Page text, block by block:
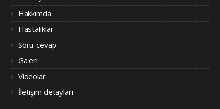
Hakkımda
Hastalıklar
Soru-cevap
Galeri
Videolar
İletişim detayları